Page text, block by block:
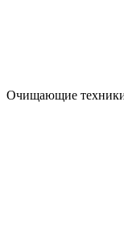
Очищающие техники